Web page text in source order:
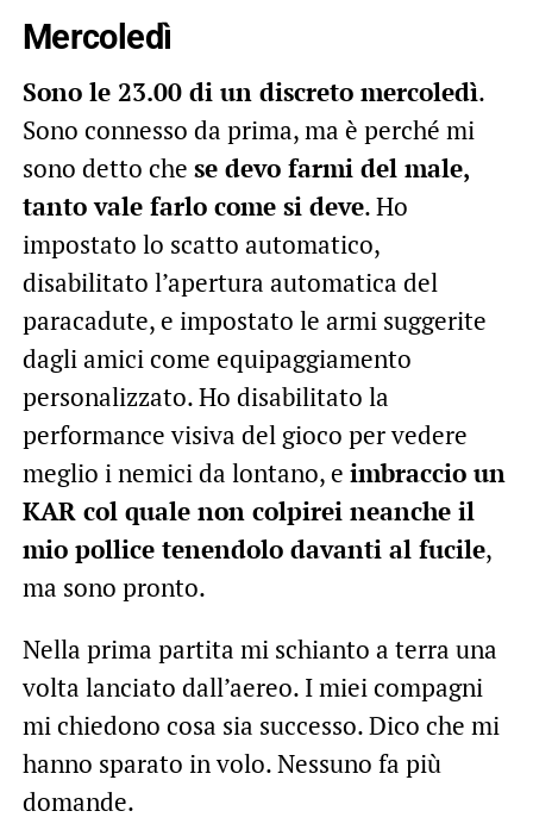
Mercoledì
Sono le 23.00 di un discreto mercoledì.
Sono connesso da prima, ma è perché mi
sono detto che se devo farmi del male,
tanto vale farlo come si deve. Ho
impostato lo scatto automatico,
disabilitato l’apertura automatica del
paracadute, e impostato le armi suggerite
dagli amici come equipaggiamento
personalizzato. Ho disabilitato la
performance visiva del gioco per vedere
meglio i nemici da lontano, e imbraccio un
KAR col quale non colpirei neanche il
mio pollice tenendolo davanti al fucile,
ma sono pronto.
Nella prima partita mi schianto a terra una
volta lanciato dall’aereo. I miei compagni
mi chiedono cosa sia successo. Dico che mi
hanno sparato in volo. Nessuno fa più
domande.